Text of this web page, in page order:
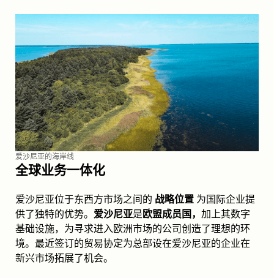
爱沙尼亚的海岸线
全球业务一体化
爱沙尼亚位于东西方市场之间的 战略位置 为国际企业提
供了独特的优势。 爱沙尼亚是欧盟成员国， 加上其数字
基础设施，为寻求进入欧洲市场的公司创造了理想的环
境。最近签订的贸易协定为总部设在爱沙尼亚的企业在
新兴市场拓展了机会。